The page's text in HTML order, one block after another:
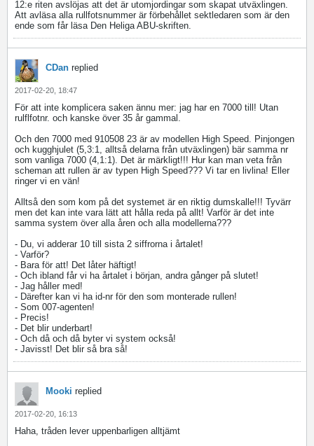
12:e riten avslöjas att det är utomjordingar som skapat utväxlingen.
Att avläsa alla rullfotsnummer är förbehållet sektledaren som är den
ende som får läsa Den Heliga ABU-skriften.
CDan replied
2017-02-20, 18:47
För att inte komplicera saken ännu mer: jag har en 7000 till! Utan
rulflfotnr. och kanske över 35 år gammal.
Och den 7000 med 910508 23 är av modellen High Speed. Pinjongen
och kugghjulet (5,3:1, alltså delarna från utväxlingen) bär samma nr
som vanliga 7000 (4,1:1). Det är märkligt!!! Hur kan man veta från
scheman att rullen är av typen High Speed??? Vi tar en livlina! Eller
ringer vi en vän!
Alltså den som kom på det systemet är en riktig dumskalle!!! Tyvärr
men det kan inte vara lätt att hålla reda på allt! Varför är det inte
samma system över alla åren och alla modellerna???
- Du, vi adderar 10 till sista 2 siffrorna i årtalet!
- Varför?
- Bara för att! Det låter häftigt!
- Och ibland får vi ha årtalet i början, andra gånger på slutet!
- Jag håller med!
- Därefter kan vi ha id-nr för den som monterade rullen!
- Som 007-agenten!
- Precis!
- Det blir underbart!
- Och då och då byter vi system också!
- Javisst! Det blir så bra så!
Mooki replied
2017-02-20, 16:13
Haha, tråden lever uppenbarligen alltjämt